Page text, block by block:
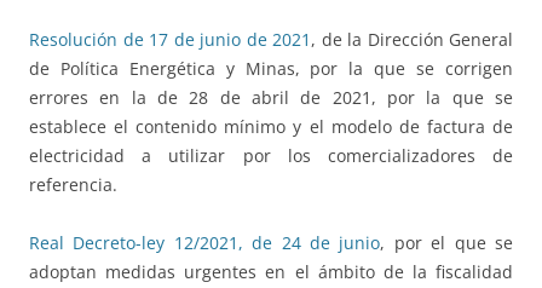
Resolución de 17 de junio de 2021 , de la Dirección General
de Política Energética y Minas, por la que se corrigen
errores en la de 28 de abril de 2021, por la que se
establece el contenido mínimo y el modelo de factura de
electricidad a utilizar por los comercializadores de
referencia.
Real Decreto-ley 12/2021, de 24 de junio, por el que se
adoptan medidas urgentes en el ámbito de la fiscalidad